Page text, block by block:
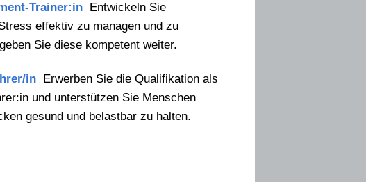
Trainer:inEntwickeln Sie
effektiv zu managen und zu
Sie diese kompetent weiter.
inErwerben Sie die Qualifikation als
und unterstützen Sie Menschen
gesund und belastbar zu halten.